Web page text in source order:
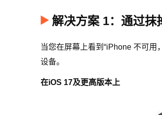
解决方案 1：通过
当您在屏幕上看到“iPhone 不可用
设备。
在iOS 17及更高版本上